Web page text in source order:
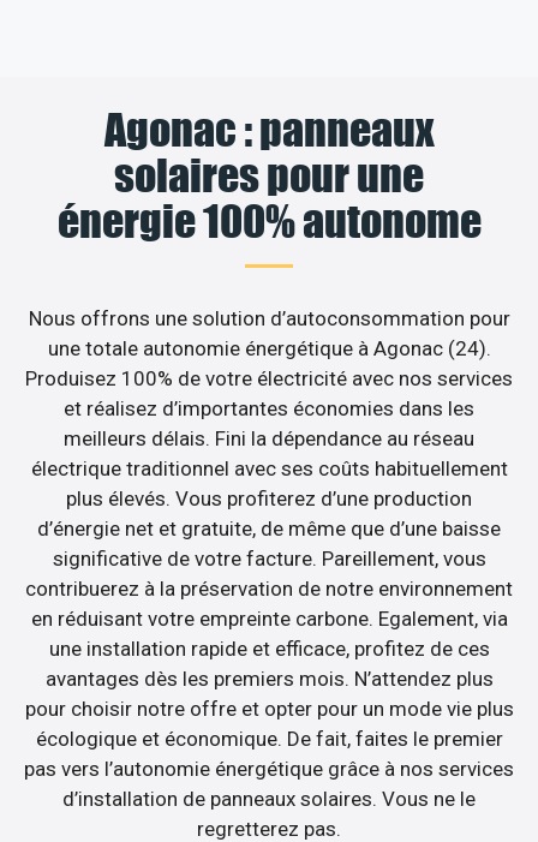
Agonac : panneaux
solaires pour une
énergie 100% autonome
Nous offrons une solution d’autoconsommation pour
une totale autonomie énergétique à Agonac (24).
Produisez 100% de votre électricité avec nos services
et réalisez d’importantes économies dans les
meilleurs délais. Fini la dépendance au réseau
électrique traditionnel avec ses coûts habituellement
plus élevés. Vous profiterez d’une production
d’énergie net et gratuite, de même que d’une baisse
significative de votre facture. Pareillement, vous
contribuerez à la préservation de notre environnement
en réduisant votre empreinte carbone. Egalement, via
une installation rapide et efficace, profitez de ces
avantages dès les premiers mois. N’attendez plus
pour choisir notre offre et opter pour un mode vie plus
écologique et économique. De fait, faites le premier
pas vers l’autonomie énergétique grâce à nos services
d’installation de panneaux solaires. Vous ne le
regretterez pas.